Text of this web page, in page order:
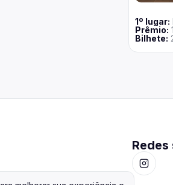
1º lugar:
Prêmio:
Bilhete: